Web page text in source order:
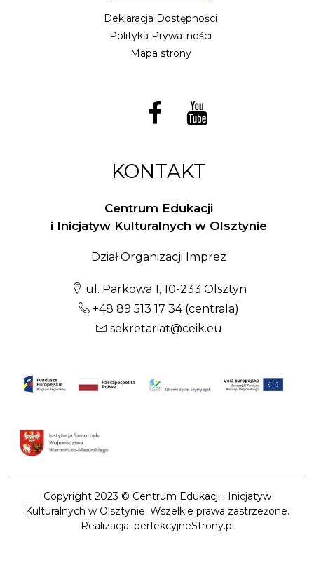
Deklaracja Dostępności
Polityka Prywatności
Mapa strony
KONTAKT
Centrum Edukacji
i Inicjatyw Kulturalnych w Olsztynie
Dział Organizacji Imprez
ul. Parkowa 1, 10-233 Olsztyn
+48 89 513 17 34(centrala)
sekretariat@ceik.eu
Copyright 2023 © Centrum Edukacji i Inicjatyw
Kulturalnych w Olsztynie. Wszelkie prawa zastrzeżone.
Realizacja: perfekcyjneStrony.pl